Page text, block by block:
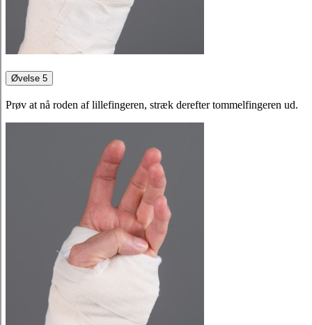
Øvelse 5
Prøv at nå roden af lillefingeren, stræk derefter tommelfingeren ud.